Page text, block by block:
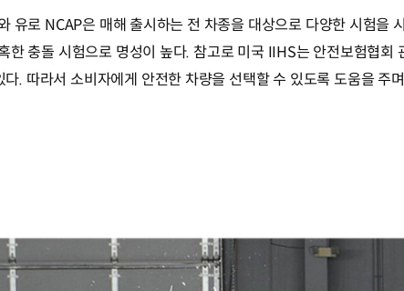
유로 NCAP은 매해 출시하는 전 차종을 대상으로 다양한 시험을
충돌 시험으로 명성이 높다. 참고로 미국 IIHS는 안전보험협회
. 따라서 소비자에게 안전한 차량을 선택할 수 있도록 도움을 주